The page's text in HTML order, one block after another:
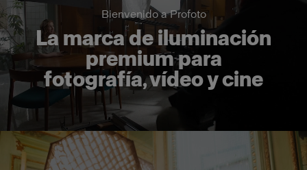
Bienvenido a Profoto
La marca de iluminación
premium para
fotografía, vídeo y cine